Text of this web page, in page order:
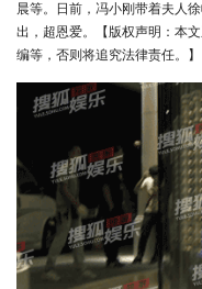
晨等。日前，冯小刚带着夫人
出，超恩爱。【版权声明：本
编等，否则将追究法律责任。】